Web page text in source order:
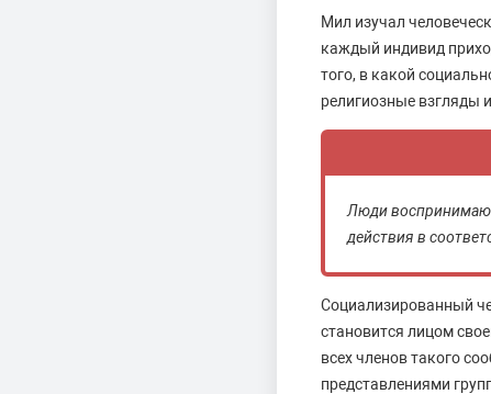
Мил изучал
каждый индивид
того, в какой
религиозные взгляды
Люди
действия в
Социализированный
становится лицом
всех членов такого
представлениями